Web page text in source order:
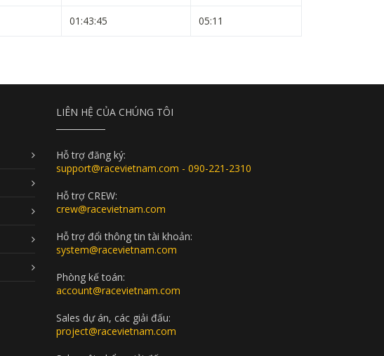
01:43:45 05:11
LIÊN HỆ CỦA CHÚNG TÔI
Hỗ trợ đăng ký:
support@racevietnam.com - 090-221-2310
Hỗ trợ CREW:
crew@racevietnam.com
Hỗ trợ đổi thông tin tài khoản:
system@racevietnam.com
Phòng kế toán:
account@racevietnam.com
Sales dự án, các giải đấu:
project@racevietnam.com